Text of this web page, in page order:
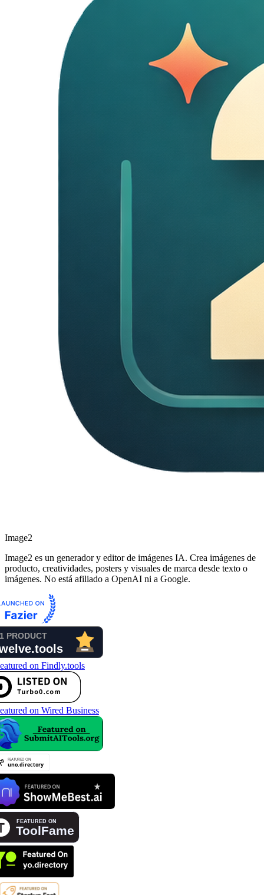
Image2
Image2 es un generador y editor de imágenes IA. Crea imágenes de
producto, creatividades, posters y visuales de marca desde texto o
imágenes. No está afiliado a OpenAI ni a Google.